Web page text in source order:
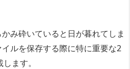
み砕いていると日が暮れてしま
ルを保存する際に特に重要な2
ます。